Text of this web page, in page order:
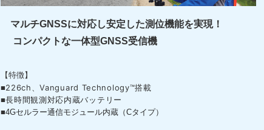
マルチGNSSに対応し安定した測位機能を実現！
コンパクトな一体型GNSS受信機
【特徴】
■226ch、Vanguard Technology™搭載
■長時間観測対応内蔵バッテリー
■4Gセルラー通信モジュール内蔵（Cタイプ）